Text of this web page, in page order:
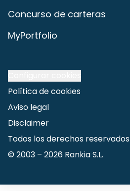
Concurso de carteras
MyPortfolio
Política de cookies
Aviso legal
Disclaimer
Todos los derechos reservados
© 2003 – 2026 Rankia S.L.